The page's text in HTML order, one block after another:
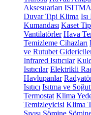
Aksesuarları
Duvar Tipi Klima Isı
Kumandası Kaset
Vantilatörler Hava
Temizleme Cihazları
ve Rutubet
Infrared Isıtıcılar
Isıtıcılar Elektrikli
Havlupanlar
Isıtıcı Isıtma ve
Termostat Klima
Temizleyicisi Klima
Sıvısı Şömine